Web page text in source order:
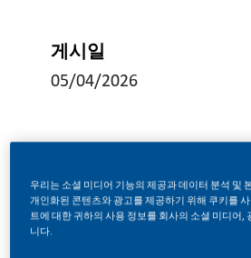
게시일
05/04/2026
Conseiller Commercial Terrain H/F
CDD 6 mois à partir de Juin 2026
우리는 소셜 미디어 기능의 제공과 데이터 분석 및
개인화된 콘텐츠와 광고를 제공하기 위해 쿠키를
트에 대한 귀하의 사용 정보를 회사의 소셜 미디어,
니다.